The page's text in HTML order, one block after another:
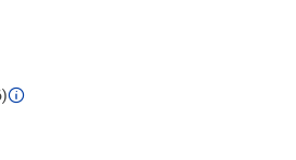
à votre espace. Ajoutez un